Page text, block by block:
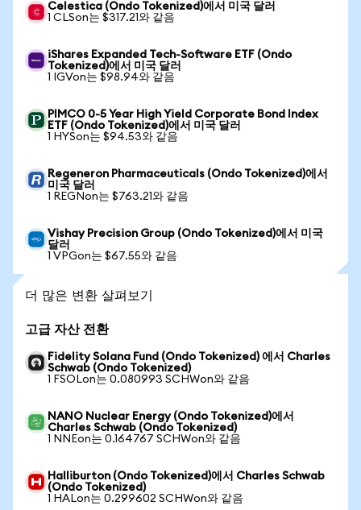
Celestica (Ondo Tokenized)에서 미국 달러
1 CLSon는 $317.21와 같음
iShares Expanded Tech-Software ETF (Ondo
Tokenized)에서 미국 달러
1 IGVon는 $98.94와 같음
PIMCO 0-5 Year High Yield Corporate Bond Index
ETF (Ondo Tokenized)에서 미국 달러
1 HYSon는 $94.53와 같음
Regeneron Pharmaceuticals (Ondo Tokenized)에서
미국 달러
1 REGNon는 $763.21와 같음
Vishay Precision Group (Ondo Tokenized)에서 미국
달러
1 VPGon는 $67.55와 같음
더 많은 변환 살펴보기
고급 자산 전환
Fidelity Solana Fund (Ondo Tokenized) 에서 Charles
Schwab (Ondo Tokenized)
1 FSOLon는 0.080993 SCHWon와 같음
NANO Nuclear Energy (Ondo Tokenized)에서
Charles Schwab (Ondo Tokenized)
1 NNEon는 0.164767 SCHWon와 같음
Halliburton (Ondo Tokenized)에서 Charles Schwab
(Ondo Tokenized)
1 HALon는 0.299602 SCHWon와 같음